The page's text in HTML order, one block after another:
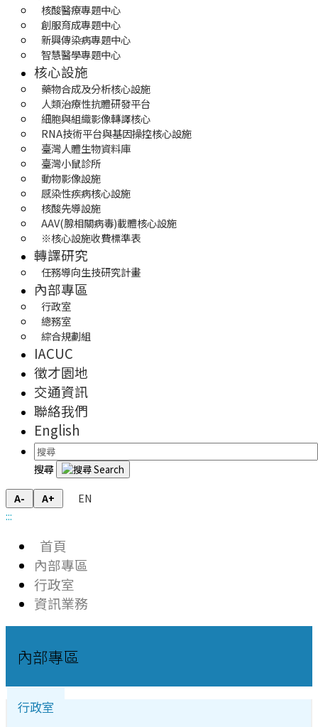
核酸醫療專題中心
創服育成專題中心
新興傳染病專題中心
智慧醫學專題中心
核心設施
藥物合成及分析核心設施
人類治療性抗體研發平台
細胞與組織影像轉譯核心
RNA技術平台與基因操控核心設施
臺灣人體生物資料庫
臺灣小鼠診所
動物影像設施
感染性疾病核心設施
核酸先導設施
AAV(腺相關病毒)載體核心設施
※核心設施收費標準表
轉譯研究
任務導向生技研究計畫
內部專區
行政室
總務室
綜合規劃組
IACUC
徵才園地
交通資訊
聯絡我們
English
搜尋
A- A+
EN
:::
首頁
內部專區
行政室
資訊業務
內部專區
行政室